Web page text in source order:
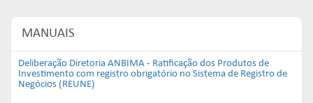
MANUAIS
Deliberação Diretoria ANBIMA - Ratificação dos Produtos de
Investimento com registro obrigatório no Sistema de Registro de
Negócios (REUNE)